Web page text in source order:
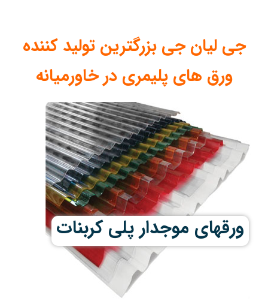
جی لیان جی بزرگترین تولید کننده
ورق های پلیمری در خاورمیانه
ورقهای موجدار پلی کربنات